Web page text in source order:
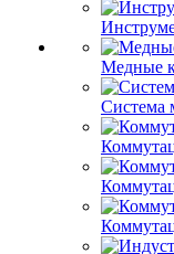
Медные
Система